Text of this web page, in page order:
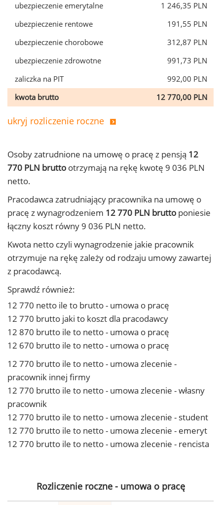
ubezpieczenie emerytalne
1 246,35 PLN
ubezpieczenie rentowe
191,55 PLN
ubezpieczenie chorobowe
312,87 PLN
ubezpieczenie zdrowotne
991,73 PLN
zaliczka na PIT
992,00 PLN
kwota brutto
12 770,00 PLN
ukryj rozliczenie roczne
Osoby zatrudnione na umowę o pracę z pensją 12
770 PLN brutto otrzymają na rękę kwotę 9 036 PLN
netto.
Pracodawca zatrudniający pracownika na umowę o
pracę z wynagrodzeniem 12 770 PLN brutto poniesie
łączny koszt równy 9 036 PLN netto.
Kwota netto czyli wynagrodzenie jakie pracownik
otrzymuje na rękę zależy od rodzaju umowy zawartej
z pracodawcą.
Sprawdź również:
12 770 netto ile to brutto - umowa o pracę
12 770 brutto jaki to koszt dla pracodawcy
12 870 brutto ile to netto - umowa o pracę
12 670 brutto ile to netto - umowa o pracę
12 770 brutto ile to netto - umowa zlecenie -
pracownik innej firmy
12 770 brutto ile to netto - umowa zlecenie - własny
pracownik
12 770 brutto ile to netto - umowa zlecenie - student
12 770 brutto ile to netto - umowa zlecenie - emeryt
12 770 brutto ile to netto - umowa zlecenie - rencista
Rozliczenie roczne - umowa o pracę